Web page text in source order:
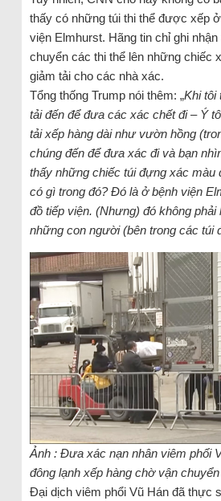
thấy có những túi thi thể được xếp
viện Elmhurst. Hãng tin chỉ ghi
chuyển các thi thể lên những chiếc
giảm tải cho các nhà xác.
Tổng thống Trump nói thêm: „Khi tôi
tải đến để đưa các xác chết đi – Ý
tải xếp hàng dài như vườn hồng
chúng đến để đưa xác đi và bạn
thấy những chiếc túi đựng xác màu
có gì trong đó? Đó là ở bệnh viện
đồ tiếp viện. (Nhưng) đó không phải
những con người (bên trong các túi
Ảnh : Đưa xác nạn nhân viêm phổi
đông lạnh xếp hàng chờ vận
Đại dịch viêm phổi Vũ Hán đã thực